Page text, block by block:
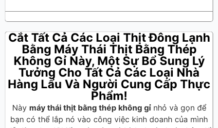
Cắt Tất Cả Các Loại Thịt Đông Lạnh
Bằng Máy Thái Thịt Bằng Thép
Không Gỉ Này, Một Sự Bổ Sung Lý
Tưởng Cho Tất Cả Các Loại Nhà
Hàng Lẩu Và Người Cung Cấp Thực
Phẩm!
Này máy thái thịt bằng thép không gỉnhỏ và gọn để
bạn có thể lắp nó vào công việc kinh doanh của mình